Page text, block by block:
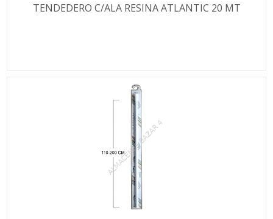
TENDEDERO C/ALA RESINA ATLANTIC 20 MT